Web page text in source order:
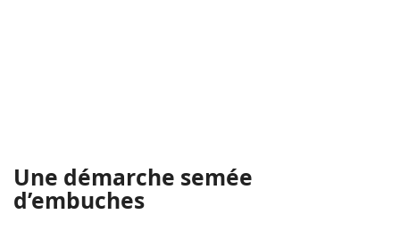
Une démarche semée
d’embuches